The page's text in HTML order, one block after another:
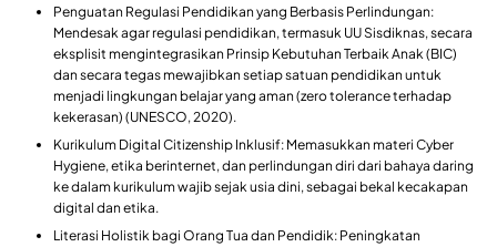
Penguatan Regulasi Pendidikan yang Berbasis Perlindungan:
Mendesak agar regulasi pendidikan, termasuk UU Sisdiknas, secara
eksplisit mengintegrasikan Prinsip Kebutuhan Terbaik Anak (BIC)
dan secara tegas mewajibkan setiap satuan pendidikan untuk
menjadi lingkungan belajar yang aman (zero tolerance terhadap
kekerasan) (UNESCO, 2020).
Kurikulum Digital Citizenship Inklusif: Memasukkan materi Cyber
Hygiene, etika berinternet, dan perlindungan diri dari bahaya daring
ke dalam kurikulum wajib sejak usia dini, sebagai bekal kecakapan
digital dan etika.
Literasi Holistik bagi Orang Tua dan Pendidik: Peningkatan